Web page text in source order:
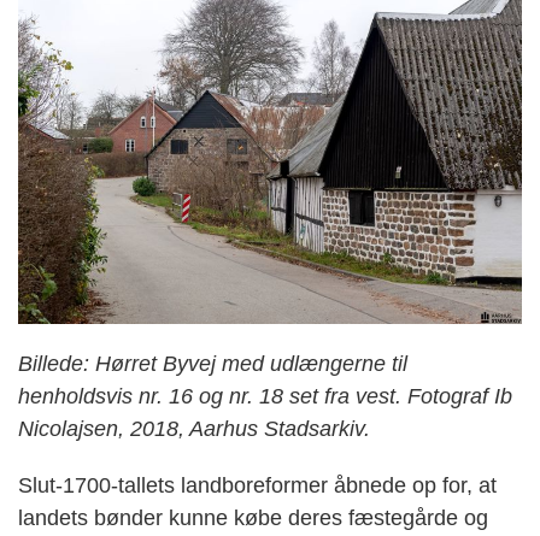
Billede: Hørret Byvej med udlængerne til
henholdsvis nr. 16 og nr. 18 set fra vest. Fotograf Ib
Nicolajsen, 2018, Aarhus Stadsarkiv.
Slut-1700-tallets landboreformer åbnede op for, at
landets bønder kunne købe deres fæstegårde og